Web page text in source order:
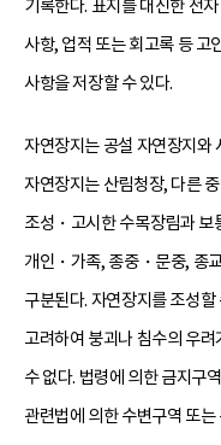
기록한다. 표지를 대신한 전
사항, 업적 또는 회고록 등 고
사항을 저장할 수 있다.
자연장지는 공설 자연장지와
자연장지는 산림청장, 다른
조성・고시한 수목장림과 보
개인・가족, 종중・문중, 종
구분된다. 자연장지를 조성
고려하여 붕괴나 침수의 우
수 없다. 법령에 의한 금지구
관련법에 의한 수변구역 또